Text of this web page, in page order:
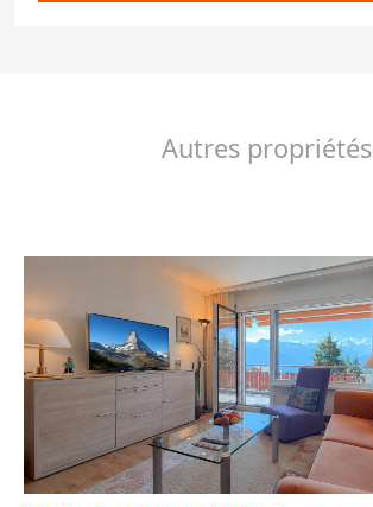
Autres propriétés